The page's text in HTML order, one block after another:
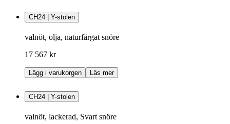
CH24 | Y-stolen
valnöt, olja, naturfärgat snöre
17 567 kr
Lägg i varukorgen Läs mer
CH24 | Y-stolen
valnöt, lackerad, Svart snöre